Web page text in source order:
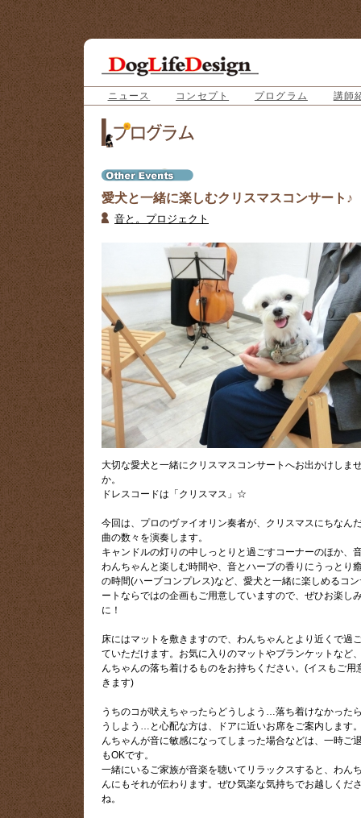
ニュース コンセプト プログラム 講師
愛犬と一緒に楽しむクリスマスコンサート♪
音と。プロジェクト
大切な愛犬と一緒にクリスマスコンサートへお出かけしま
か。
ドレスコードは「クリスマス」☆
今回は、プロのヴァイオリン奏者が、クリスマスにちなん
曲の数々を演奏します。
キャンドルの灯りの中しっとりと過ごすコーナーのほか、
わんちゃんと楽しむ時間や、音とハーブの香りにうっとり
の時間(ハーブコンプレス)など、愛犬と一緒に楽しめるコ
ートならではの企画もご用意していますので、ぜひお楽し
に！
床にはマットを敷きますので、わんちゃんとより近くで過
ていただけます。お気に入りのマットやブランケットなど
んちゃんの落ち着けるものをお持ちください。(イスもご用
きます)
うちのコが吠えちゃったらどうしよう…落ち着けなかった
うしよう…と心配な方は、ドアに近いお席をご案内します
んちゃんが音に敏感になってしまった場合などは、一時ご
もOKです。
一緒にいるご家族が音楽を聴いてリラックスすると、わん
んにもそれが伝わります。ぜひ気楽な気持ちでお越しくだ
ね。